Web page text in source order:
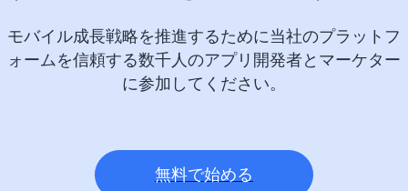
モバイル成長戦略を推進するために当社のプラットフ
ォームを信頼する数千人のアプリ開発者とマーケター
に参加してください。
無料で始める